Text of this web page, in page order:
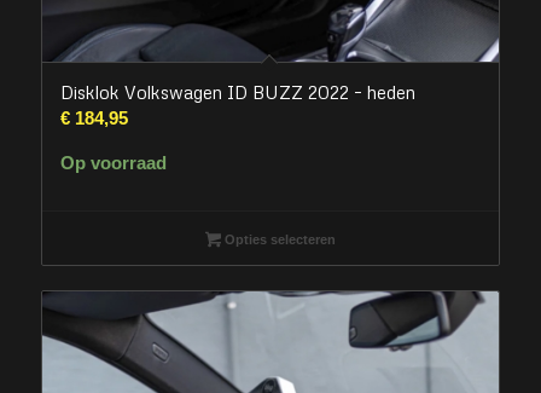
Disklok Volkswagen ID BUZZ 2022 – heden
€184,95
Op voorraad
Opties selecteren